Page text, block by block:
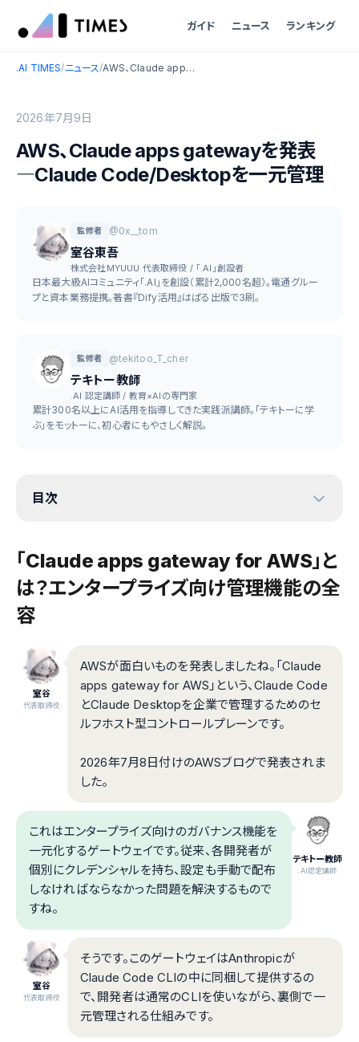
ガイド ニュース ランキング
.AI TIMES/ニュース/ AWS、Claude apps gatewayを発表―Claude Code/Desktopを一元管理
2026年7月9日
AWS、Claude apps gatewayを発表
―Claude Code/Desktopを一元管理
監修者 @0x__tom
室谷東吾
株式会社MYUUU 代表取締役 / 「.AI」創設者
日本最大級AIコミュニティ「.AI」を創設（累計2,000名超）。電通グルー
プと資本業務提携。著書『Dify活用』はぱる出版で3刷。
監修者 @tekitoo_T_cher
テキトー教師
.AI 認定講師 / 教育×AIの専門家
累計300名以上にAI活用を指導してきた実践派講師。「テキトーに学
ぶ」をモットーに、初心者にもやさしく解説。
目次
「Claude apps gateway for AWS」と
は？――エンタープライズ向け管理機能の全
容
室谷
代表取締役
AWSが面白いものを発表しましたね。「Claude
apps gateway for AWS」という、Claude Code
とClaude Desktopを企業で管理するためのセ
ルフホスト型コントロールプレーンです。
2026年7月8日付けのAWSブログで発表されま
した。
テキトー教師
.AI認定講師
これはエンタープライズ向けのガバナンス機能を
一元化するゲートウェイです。従来、各開発者が
個別にクレデンシャルを持ち、設定も手動で配布
しなければならなかった問題を解決するもので
すね。
室谷
代表取締役
そうです。このゲートウェイはAnthropicが
Claude Code CLIの中に同梱して提供するの
で、開発者は通常のCLIを使いながら、裏側で一
元管理される仕組みです。